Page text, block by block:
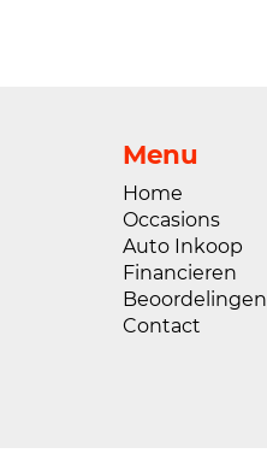
Menu
Home
Occasions
Auto Inkoop
Financieren
Beoordelingen
Contact